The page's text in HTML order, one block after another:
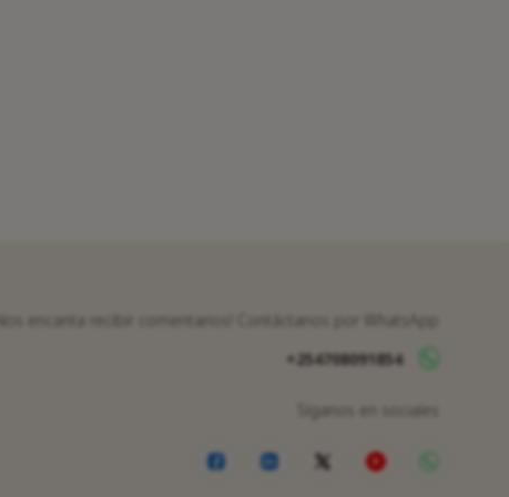
¡Nos encanta recibir comentarios! Contáctanos por WhatsApp
+254708091854
Síganos en sociales